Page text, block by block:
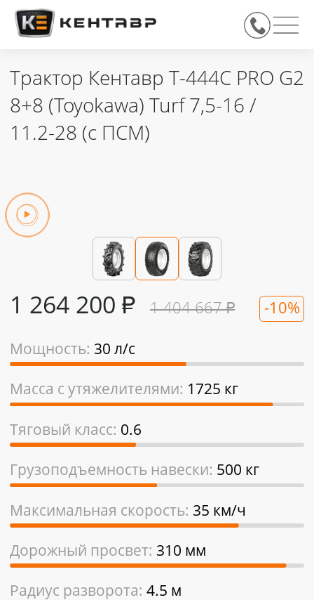
Трактор Кентавр Т-444C PRO G2
8+8 (Toyokawa) Turf 7,5-16 /
11.2-28 (с ПСМ)
1 404 667₽ -10%
1 264 200 ₽
Мощность: 30 л/с
Масса с утяжелителями: 1725 кг
Тяговый класс: 0.6
Грузоподъемность навески: 500 кг
Максимальная скорость: 35 км/ч
Дорожный просвет: 310 мм
Радиус разворота: 4.5 м